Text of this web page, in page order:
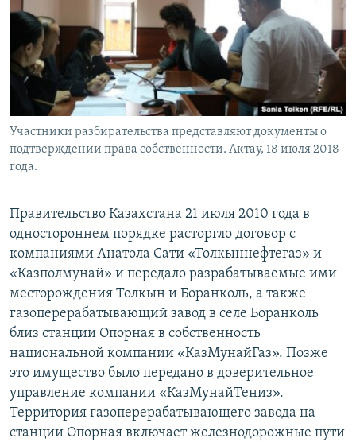
Участники разбирательства представляют документы о
подтверждении права собственности. Актау, 18 июля 2018
года.
Правительство Казахстана 21 июля 2010 года в
одностороннем порядке расторгло договор с
компаниями Анатола Сати «Толкыннефтегаз» и
«Казполмунай» и передало разрабатываемые ими
месторождения Толкын и Боранколь, а также
газоперерабатывающий завод в селе Боранколь
близ станции Опорная в собственность
национальной компании «КазМунайГаз». Позже
это имущество было передано в доверительное
управление компании «КазМунайТениз».
Территория газоперерабатывающего завода на
станции Опорная включает железнодорожные пути